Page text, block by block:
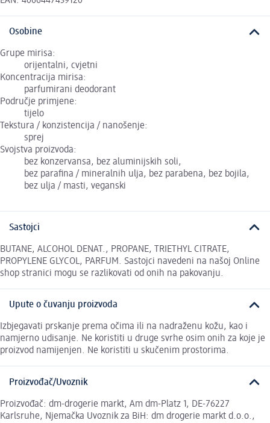
Osobine
Grupe mirisa:
orijentalni, cvjetni
Koncentracija mirisa:
parfumirani deodorant
Područje primjene:
tijelo
Tekstura / konzistencija / nanošenje:
sprej
Svojstva proizvoda:
bez konzervansa, bez aluminijskih soli,
bez parafina / mineralnih ulja, bez parabena, bez bojila,
bez ulja / masti, veganski
Sastojci
BUTANE, ALCOHOL DENAT., PROPANE, TRIETHYL CITRATE,
PROPYLENE GLYCOL, PARFUM. Sastojci navedeni na našoj Online
shop stranici mogu se razlikovati od onih na pakovanju.
Upute o čuvanju proizvoda
Izbjegavati prskanje prema očima ili na nadraženu kožu, kao i
namjerno udisanje. Ne koristiti u druge svrhe osim onih za koje je
proizvod namijenjen. Ne koristiti u skučenim prostorima.
Proizvođač/Uvoznik
Proizvođač: dm-drogerie markt, Am dm-Platz 1, DE-76227
Karlsruhe, Njemačka Uvoznik za BiH: dm drogerie markt d.o.o.,